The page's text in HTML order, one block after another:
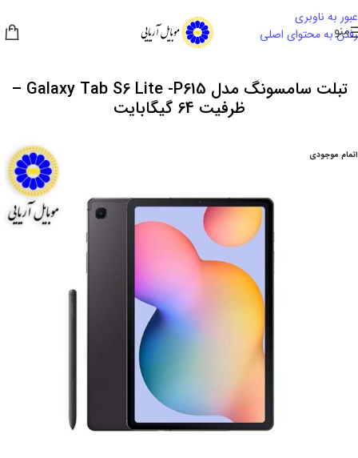
عبور به ناوبری
رفتن به محتوای اصلی
منو
تبلت سامسونگ مدل Galaxy Tab S6 Lite -P615 –
ظرفیت 64 گیگابایت
اتمام موجودی